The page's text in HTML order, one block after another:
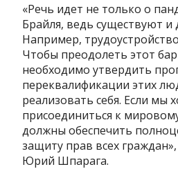
«Речь идет не только о
Брайля, ведь существуют и
Например,
Чтобы преодолеть этот
необходимо утвердить
переквалификации этих
реализовать себя. Если мы
присоединиться к
должны обеспечить
защиту прав всех
Юрий Шпарага.